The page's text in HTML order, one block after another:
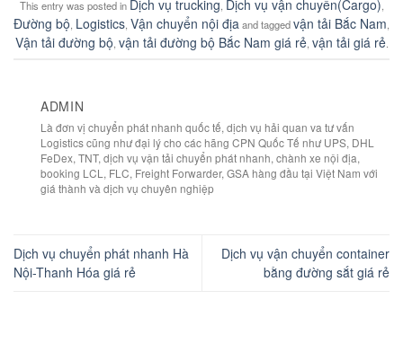
This entry was posted in Dịch vụ trucking Dịch vụ vận chuyển(Cargo)
Đường bộ Logistics Vận chuyển nội địa and taggedvận tải Bắc Nam
Vận tải đường bộ vận tải đường bộ Bắc Nam giá rẻ, vận tải giá rẻ.
ADMIN
Là đơn vị chuyển phát nhanh quốc tế, dịch vụ hải quan va tư vấn
Logistics cũng như đại lý cho các hãng CPN Quốc Tế như UPS, DHL
FeDex, TNT, dịch vụ vận tải chuyển phát nhanh, chành xe nội địa,
booking LCL, FLC, Freight Forwarder, GSA hàng đầu tại Việt Nam với
giá thành và dịch vụ chuyên nghiệp
Dịch vụ chuyển phát nhanh Hà
Nội-Thanh Hóa giá rẻ
Dịch vụ vận chuyển container
bằng đường sắt giá rẻ